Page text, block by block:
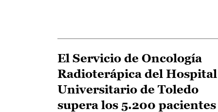
El Servicio de Oncología
Radioterápica del Hospital
Universitario de Toledo
supera los 5.200 pacientes